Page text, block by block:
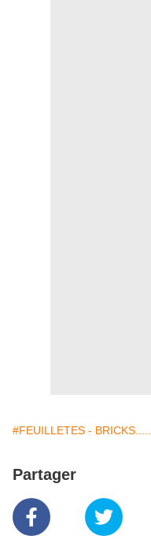
#FEUILLETES - BRICKS.....
Partager